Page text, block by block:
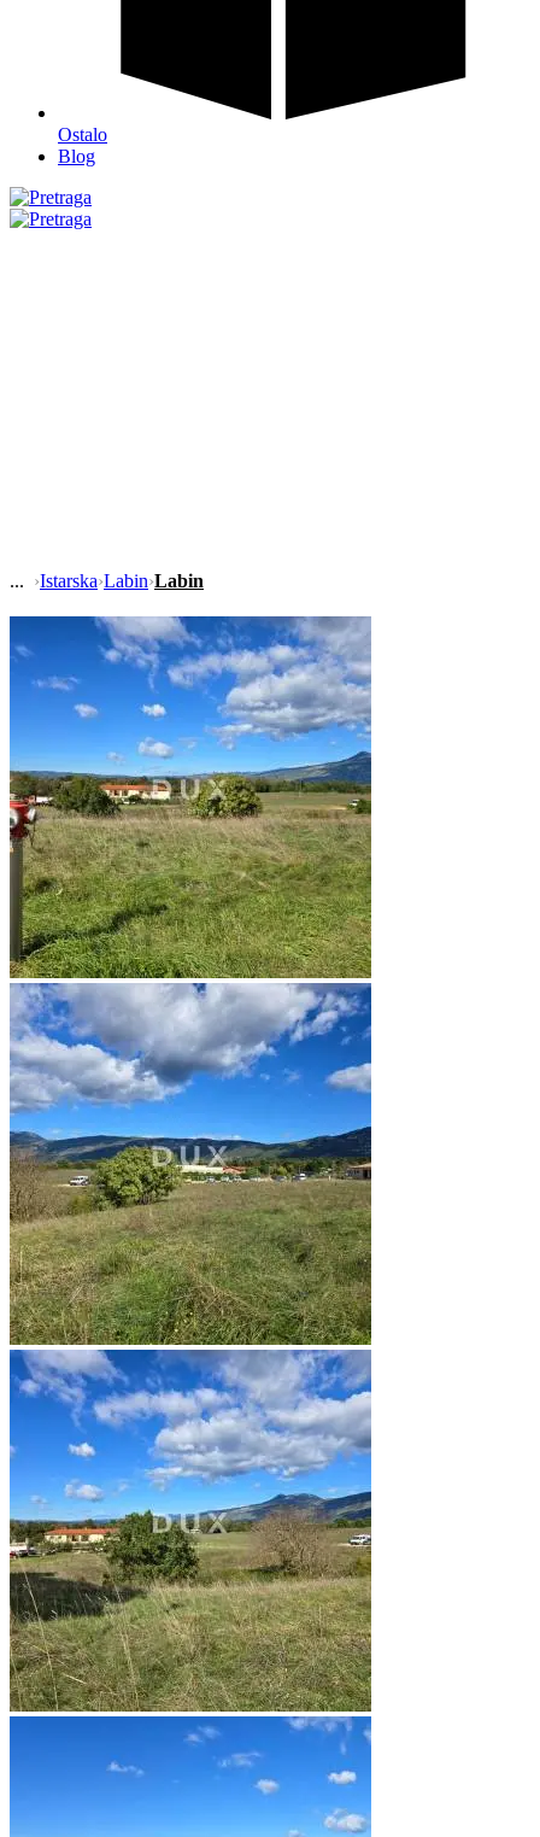
Ostalo
Blog
›Istarska›Labin›Labin